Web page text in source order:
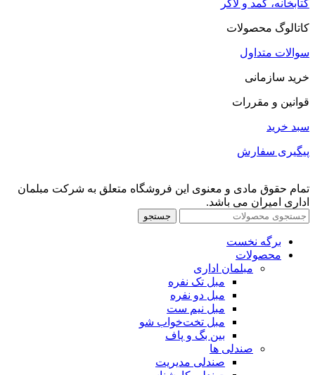
کتابخانه، کمد و لاکر
کاتالوگ محصولات
سوالات متداول
خرید سازمانی
قوانین و مقررات
سبد خرید
پیگیری سفارش
تمام حقوق مادی و معنوی این فروشگاه متعلق به شرکت مبلمان
اداری امیران می باشد.
جستجو
برگه نخست
محصولات
مبلمان اداری
مبل تک نفره
مبل دو نفره
مبل نیم ست
مبل تخت‌خواب شو
بین بگ و پاف
صندلی ها
صندلی مدیریت